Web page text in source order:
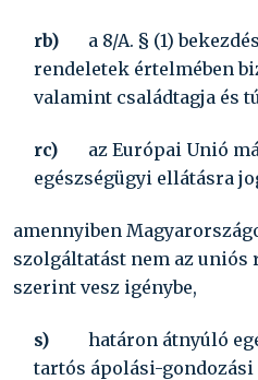
rb)
a 8/A. § (1)
rendeletek értelmében
valamint családtagja és
rc)
az Európai Unió
egészségügyi ellátásra
amennyiben
szolgáltatást nem az uniós
szerint vesz igénybe,
s) határon átnyúló
tartós ápolási-gondozási